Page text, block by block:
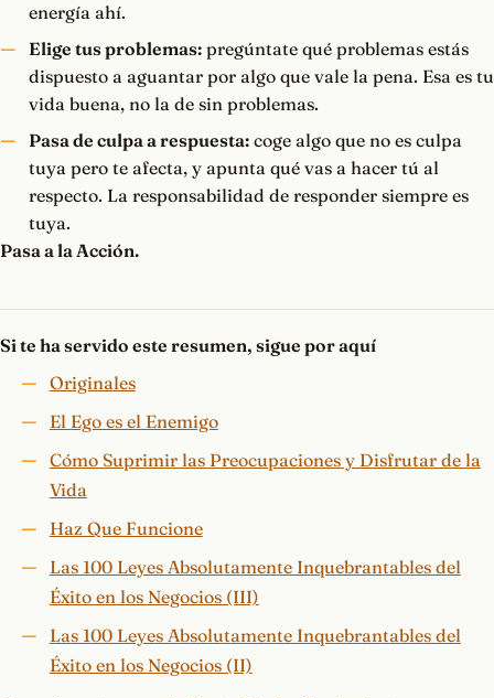
energía ahí.
Elige tus problemas:pregúntate qué problemas estás
dispuesto a aguantar por algo que vale la pena. Esa es tu
vida buena, no la de sin problemas.
Pasa de culpa a respuesta:coge algo que no es culpa
tuya pero te afecta, y apunta qué vas a hacer tú al
respecto. La responsabilidad de responder siempre es
tuya.
Pasa a la Acción.
Si te ha servido este resumen, sigue por aquí
Originales
El Ego es el Enemigo
Cómo Suprimir las Preocupaciones y Disfrutar de la
Vida
Haz Que Funcione
Las 100 Leyes Absolutamente Inquebrantables del
Éxito en los Negocios (III)
Las 100 Leyes Absolutamente Inquebrantables del
Éxito en los Negocios (II)